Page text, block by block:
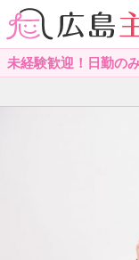
未経験歓迎！日勤の